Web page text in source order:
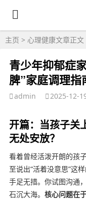
主页 > 心理健康文章正文
青少年抑郁症
脾”家庭调理指
admin 2025-12-
开篇：当孩子关
无处安放？
看着曾经活泼开朗的孩
至说出“活着没意思”这
手足无措。你试图沟通
石沉大海。 核心问题在